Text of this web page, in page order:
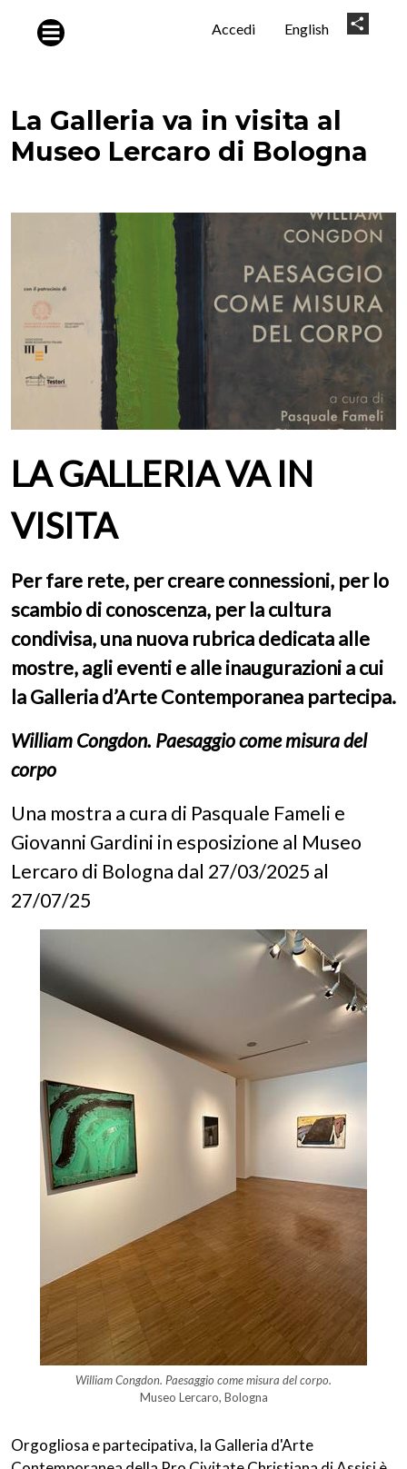
User
Accedi English
La Galleria va in visita al
Museo Lercaro di Bologna
LA GALLERIA VA IN
VISITA
Per fare rete, per creare connessioni, per lo
scambio di conoscenza, per la cultura
condivisa, una nuova rubrica dedicata alle
mostre, agli eventi e alle inaugurazioni a cui
la Galleria d’Arte Contemporanea partecipa.
William Congdon. Paesaggio come misura del
corpo
Una mostra a cura di Pasquale Fameli e
Giovanni Gardini in esposizione al Museo
Lercaro di Bologna dal 27/03/2025 al
27/07/25
William Congdon. Paesaggio come misura del corpo.
Museo Lercaro, Bologna
Orgogliosa e partecipativa, la Galleria d'Arte